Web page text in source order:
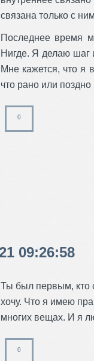
связана только с
Последнее время
Нигде. Я делаю шаг
Мне кажется, что я
что рано или
0
09:26:58
Ты был первым, кто
хочу. Что я имею
многих вещах. И я
0